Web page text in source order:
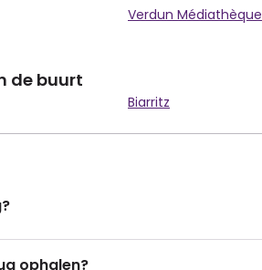
Verdun Médiathèque
de buurt
Biarritz
ophalen?